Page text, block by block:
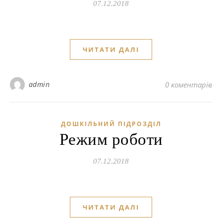
07.12.2018
ЧИТАТИ ДАЛІ
admin 0 коментарів
ДОШКІЛЬНИЙ ПІДРОЗДІЛ
Режим роботи
07.12.2018
ЧИТАТИ ДАЛІ